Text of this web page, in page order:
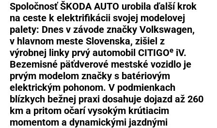
Spoločnosť ŠKODA AUTO urobila ďalší krok
na ceste k elektrifikácii svojej modelovej
palety: Dnes v závode značky Volkswagen,
v hlavnom meste Slovenska, zišiel z
výrobnej linky prvý automobil CITIGOe iV.
Bezemisné päťdverové mestské vozidlo je
prvým modelom značky s batériovým
elektrickým pohonom. V podmienkach
blízkych bežnej praxi dosahuje dojazd až 260
km a pritom očarí vysokým krútiacim
momentom a dynamickými jazdnými